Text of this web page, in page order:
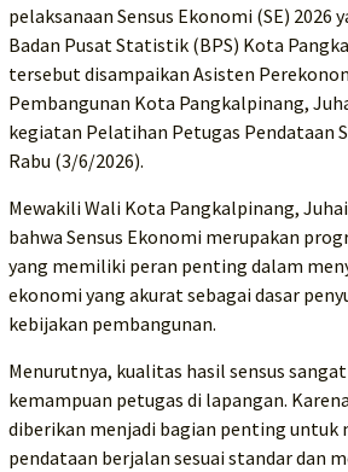
pelaksanaan Sensus Ekonomi (SE) 2026
Badan Pusat Statistik (BPS) Kota
tersebut disampaikan Asisten
Pembangunan Kota Pangkalpinang,
kegiatan Pelatihan Petugas Pendataan
Rabu (3/6/2026).
Mewakili Wali Kota Pangkalpinang,
bahwa Sensus Ekonomi merupakan
yang memiliki peran penting dalam
ekonomi yang akurat sebagai dasar
kebijakan pembangunan.
Menurutnya, kualitas hasil sensus
kemampuan petugas di lapangan.
diberikan menjadi bagian penting untuk
pendataan berjalan sesuai standar dan